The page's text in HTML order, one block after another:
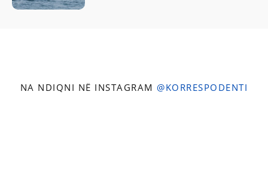
NA NDIQNI NË INSTAGRAM @KORRESPODENTI